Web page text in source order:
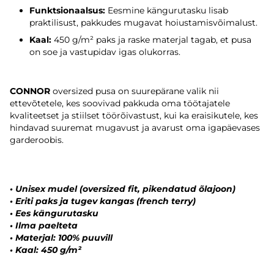
Funktsionaalsus: Eesmine kängurutasku lisab
praktilisust, pakkudes mugavat hoiustamisvõimalust.
Kaal: 450 g/m² paks ja raske materjal tagab, et pusa
on soe ja vastupidav igas olukorras.
CONNOR oversized pusa on suurepärane valik nii
ettevõtetele, kes soovivad pakkuda oma töötajatele
kvaliteetset ja stiilset töörõivastust, kui ka eraisikutele, kes
hindavad suuremat mugavust ja avarust oma igapäevases
garderoobis.
• Unisex mudel (oversized fit, pikendatud õlajoon)
• Eriti paks ja tugev kangas (french terry)
• Ees kängurutasku
• Ilma paelteta
• Materjal: 100% puuvill
• Kaal: 450 g/m²